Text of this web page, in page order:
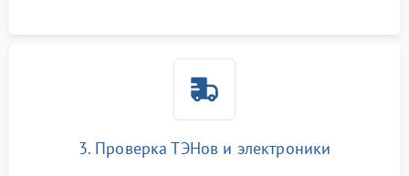
3. Проверка ТЭНов и электроники